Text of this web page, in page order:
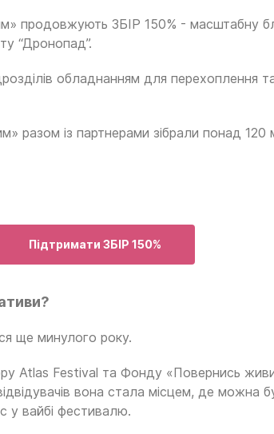
ЗБІР 150% - масштабну
“Дронопад”.
обладнанням для перехоплення
із партнерами зібрали понад 120
Підтримати ЗБІР 150%
ще минулого року.
Atlas Festival та Фонду «Повернись
вона стала місцем, де можна
у вайбі фестивалю.